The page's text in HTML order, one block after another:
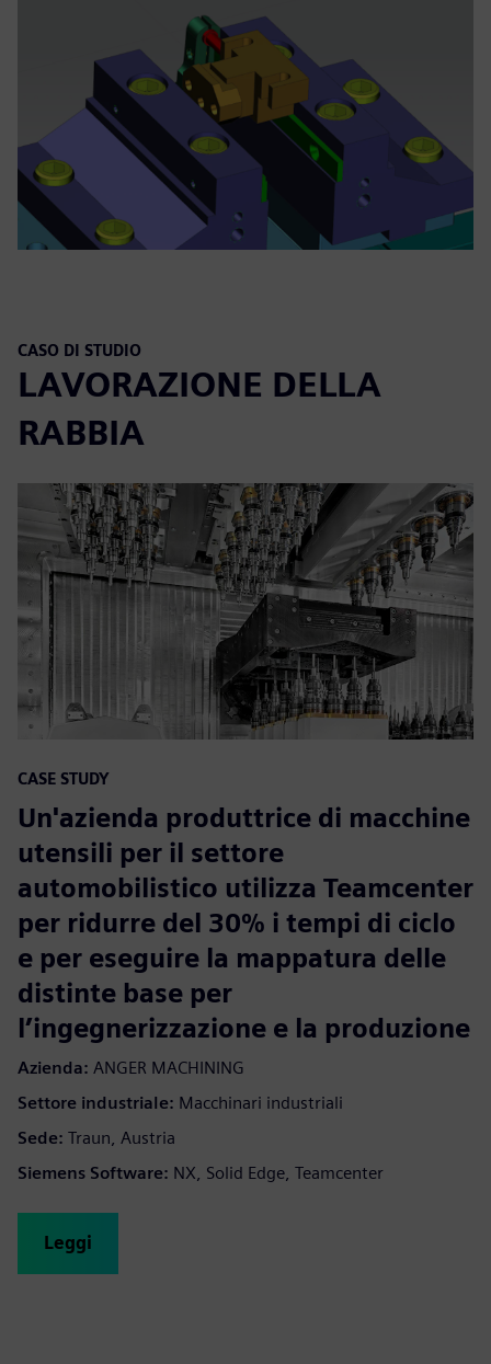
CASO DI STUDIO
LAVORAZIONE DELLA
RABBIA
CASE STUDY
Un'azienda produttrice di macchine
utensili per il settore
automobilistico utilizza Teamcenter
per ridurre del 30% i tempi di ciclo
e per eseguire la mappatura delle
distinte base per
l’ingegnerizzazione e la produzione
Azienda: ANGER MACHINING
Settore industriale: Macchinari industriali
Sede: Traun, Austria
Siemens Software: NX, Solid Edge, Teamcenter
Leggi